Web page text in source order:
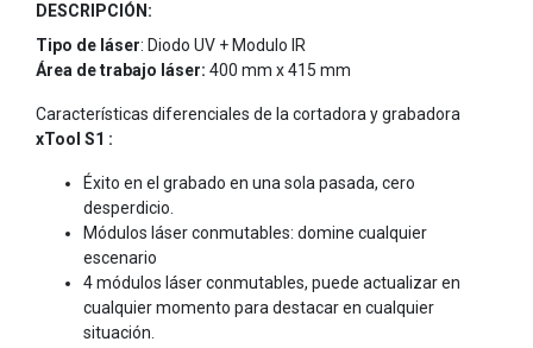
DESCRIPCIÓN:
Tipo de láser: Diodo UV + Modulo IR
Área de trabajo láser: 400 mm x 415 mm
Características diferenciales de la cortadora y grabadora
xTool S1 :
Éxito en el grabado en una sola pasada, cero
desperdicio.
Módulos láser conmutables: domine cualquier
escenario
4 módulos láser conmutables, puede actualizar en
cualquier momento para destacar en cualquier
situación.